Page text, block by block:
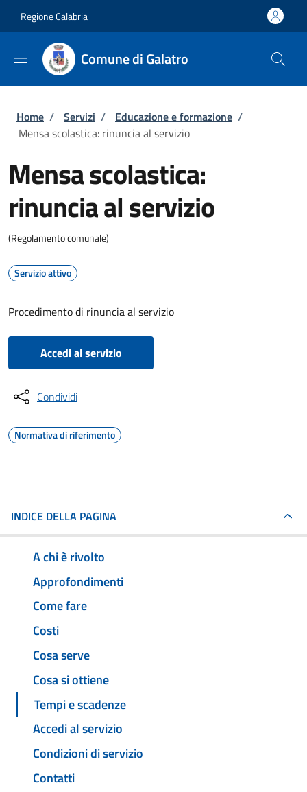
Regione Calabria
Comune di Galatro
Briciole di pane
Home / Servizi / Educazione e formazione /
Mensa scolastica: rinuncia al servizio
Mensa scolastica:
rinuncia al servizio
(Regolamento comunale)
Servizio attivo
Procedimento di rinuncia al servizio
Accedi al servizio
Condividi
Normativa di riferimento
INDICE DELLA PAGINA
A chi è rivolto
Approfondimenti
Come fare
Costi
Cosa serve
Cosa si ottiene
Tempi e scadenze
Accedi al servizio
Condizioni di servizio
Contatti